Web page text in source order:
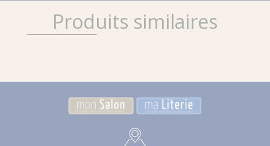
Produits similaires